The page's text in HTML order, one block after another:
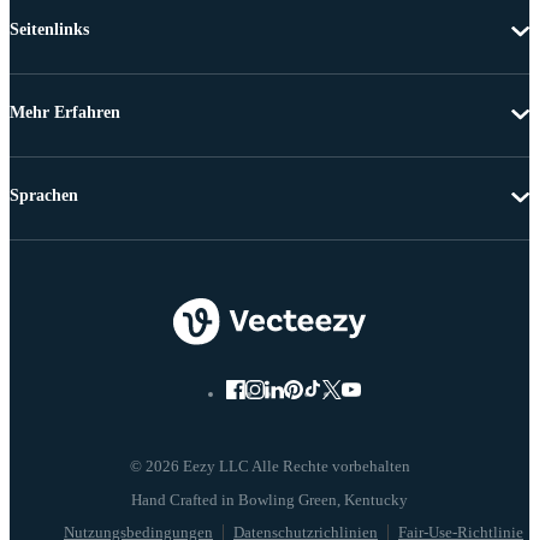
Seitenlinks
Mehr Erfahren
© 2026 Eezy LLC Alle Rechte vorbehalten
Nutzungsbedingungen Datenschutzrichlinien Fair-Use-Richtlinie
Sprachen